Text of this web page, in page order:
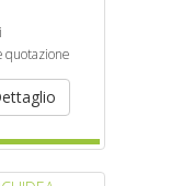
quotazione